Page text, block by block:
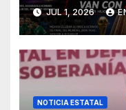
fortalecer
opositora
Sonora
JUL 1, 2026
NOTICIA ESTATAL